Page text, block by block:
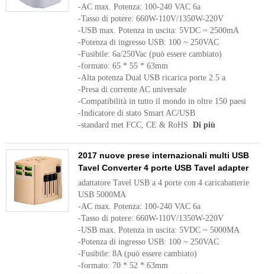
-AC max. Potenza: 100-240 VAC 6a
-Tasso di potere: 660W-110V/1350W-220V
-USB max. Potenza in uscita: 5VDC ~ 2500mA
-Potenza di ingresso USB: 100 ~ 250VAC
-Fusibile: 6a/250Vac (può essere cambiato)
-formato: 65 * 55 * 63mm
-Alta potenza Dual USB ricarica porte 2.5 a
-Presa di corrente AC universale
-Compatibilità in tutto il mondo in oltre 150 paesi
-Indicatore di stato Smart AC/USB
-standard met FCC, CE & RoHS Di più
2017 nuove prese internazionali multi USB
Tavel Converter 4 porte USB Tavel adapter
adattatore Tavel USB a 4 porte con 4 caricabatterie
USB 5000MA
-AC max. Potenza: 100-240 VAC 6a
-Tasso di potere: 660W-110V/1350W-220V
-USB max. Potenza in uscita: 5VDC ~ 5000MA
-Potenza di ingresso USB: 100 ~ 250VAC
-Fusibile: 8A (può essere cambiato)
-formato: 70 * 52 * 63mm